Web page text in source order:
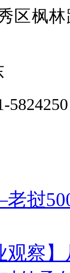
枫林
5824250
挝
观察